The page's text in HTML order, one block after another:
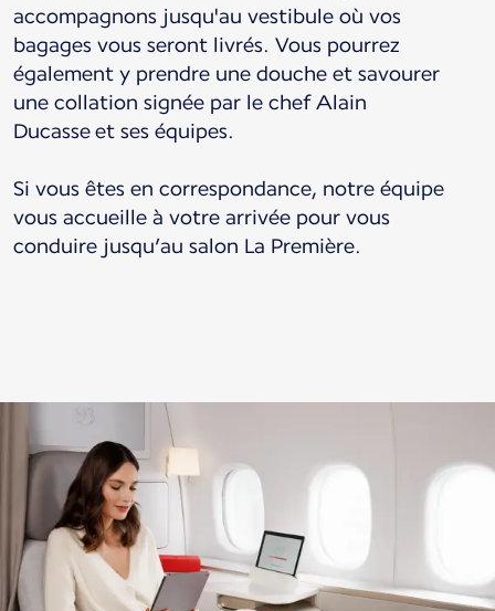
accompagnons jusqu'au vestibule où vos
bagages vous seront livrés. Vous pourrez
également y prendre une douche et savourer
une collation signée par le chef Alain
Ducasse et ses équipes.
Si vous êtes en correspondance, notre équipe
vous accueille à votre arrivée pour vous
conduire jusqu’au salon La Première.